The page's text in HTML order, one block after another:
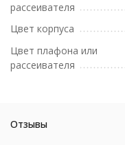
рассеивателя
Цвет корпуса
Цвет плафона или
рассеивателя
Отзывы